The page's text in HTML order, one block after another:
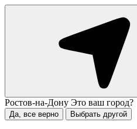
Ростов-на-Дону Это ваш город?
Да, все верно Выбрать другой